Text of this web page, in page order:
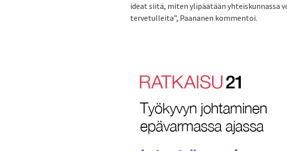
ideat siitä, miten ylipäätään yhteiskunnassa
tervetulleita”, Paananen kommentoi.